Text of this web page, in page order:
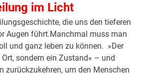
im Licht
die uns den tieferen
Augen führt.Manchmal muss man
und ganz leben zu können. »Der
sondern ein Zustand« – und
zurückzukehren, um den Menschen